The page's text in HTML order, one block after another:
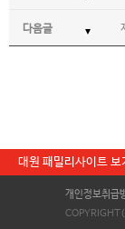
다음글
대원 패밀리사이트 보
개인정보취급